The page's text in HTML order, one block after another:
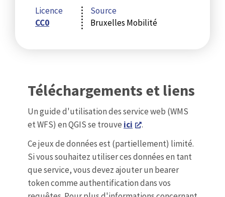
Licence
CC0
Source
Bruxelles Mobilité
Téléchargements et liens
Un guide d'utilisation des service web (WMS
et WFS) en QGIS se trouve ici
.
Ce jeux de données est (partiellement) limité.
Si vous souhaitez utiliser ces données en tant
que service, vous devez ajouter un bearer
token comme authentification dans vos